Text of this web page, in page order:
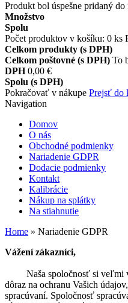
Produkt bol úspešne pridaný do
Množstvo
Spolu
Počet produktov v košíku: 0 ks
Celkom produkty (s DPH)
Celkom poštovné (s DPH) To
DPH 0,00 €
Spolu (s DPH)
Pokračovať v nákupe Prejsť do
Navigation
Domov
O nás
Obchodné podmienky
Nariadenie GDPR
Dodacie podmienky
Kontakt
Kalibrácie
Nákup na splátky
Na stiahnutie
Home » Nariadenie GDPR
Vážení zákazníci,
Naša spoločnosť si veľmi
dôraz na ochranu Vašich
spracúvaní. Spoločnosť